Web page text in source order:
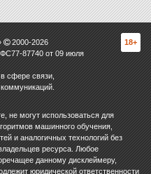
2000-2026
87740 от 09 июля
сфере связи,
18+
не могут использоваться для
машинного обучения,
и аналогичных технологий без
ресурса. Любое
данному дисклеймеру,
юридической ответственности